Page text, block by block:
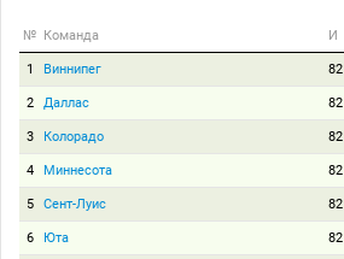
№ Команда И
1 Виннипег 82
2 Даллас 82
3 Колорадо 82
4 Миннесота 82
5 Сент-Луис 82
6 Юта 82